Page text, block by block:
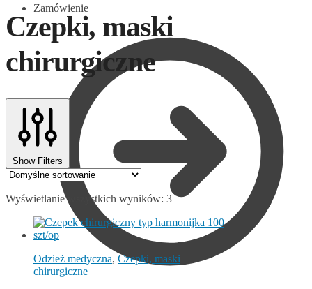
Zamówienie
Czepki, maski
chirurgiczne
Show Filters
Wyświetlanie wszystkich wyników: 3
Odzież medyczna, Czepki, maski
chirurgiczne